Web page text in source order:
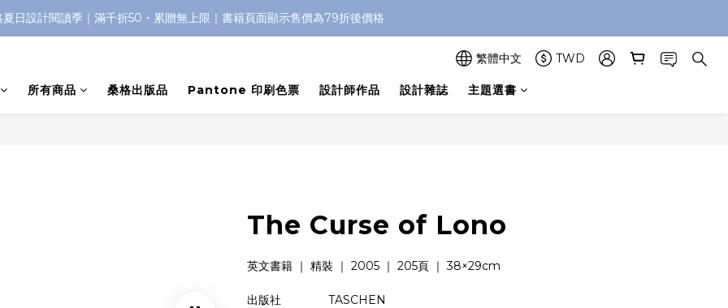
夏日設計閱讀季｜滿千折50・累贈無上限｜書籍頁面顯示售價為79折後價格
繁體中文 TWD
所有商品 桑格出版品 Pantone 印刷色票 設計師作品 設計雜誌 主題選書
The Curse of Lono
英文書籍 ｜ 精裝 ｜ 2005 ｜ 205頁 ｜ 38×29cm
出版社　　　    TASCHEN